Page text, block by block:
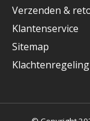
Verzenden &
Klantenservice
Sitemap
Klachtenregeling